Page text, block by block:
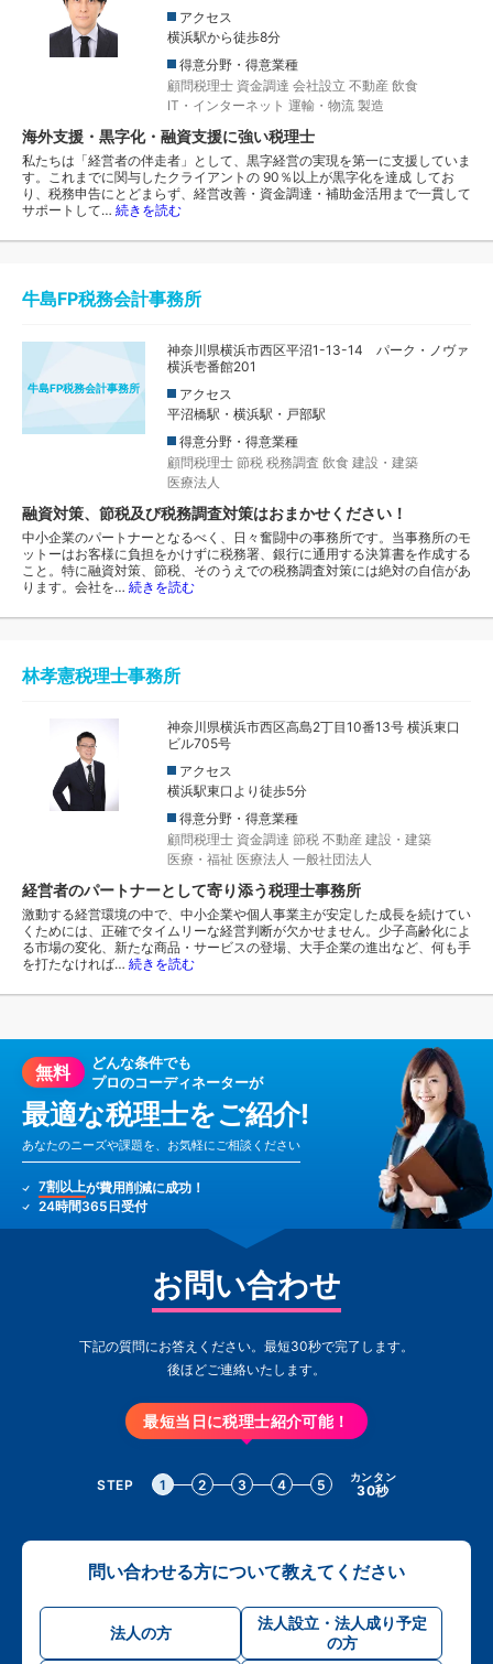
アクセス
横浜駅から徒歩8分
得意分野・得意業種
顧問税理士 資金調達 会社設立 不動産 飲食
IT・インターネット 運輸・物流 製造
海外支援・黒字化・融資支援に強い税理士
私たちは「経営者の伴走者」として、黒字経営の実現を第一に支援していま
す。これまでに関与したクライアントの 90％以上が黒字化を達成 してお
り、税務申告にとどまらず、経営改善・資金調達・補助金活用まで一貫して
サポートして… 続きを読む
牛島FP税務会計事務所
牛島FP税務会計事務所
神奈川県横浜市西区平沼1-13-14 パーク・ノヴァ
横浜壱番館201
アクセス
平沼橋駅・横浜駅・戸部駅
得意分野・得意業種
顧問税理士 節税 税務調査 飲食 建設・建築
医療法人
融資対策、節税及び税務調査対策はおまかせください！
中小企業のパートナーとなるべく、日々奮闘中の事務所です。当事務所のモ
ットーはお客様に負担をかけずに税務署、銀行に通用する決算書を作成する
こと。特に融資対策、節税、そのうえでの税務調査対策には絶対の自信があ
ります。会社を… 続きを読む
林孝憲税理士事務所
神奈川県横浜市西区高島2丁目10番13号 横浜東口
ビル705号
アクセス
横浜駅東口より徒歩5分
得意分野・得意業種
顧問税理士 資金調達 節税 不動産 建設・建築
医療・福祉 医療法人 一般社団法人
経営者のパートナーとして寄り添う税理士事務所
激動する経営環境の中で、中小企業や個人事業主が安定した成長を続けてい
くためには、正確でタイムリーな経営判断が欠かせません。少子高齢化によ
る市場の変化、新たな商品・サービスの登場、大手企業の進出など、何も手
を打たなければ… 続きを読む
無料
どんな条件でも
プロのコーディネーターが
最適な税理士をご紹介!
あなたのニーズや課題を、お気軽にご相談ください
7割以上が費用削減に成功！
24時間365日受付
お問い合わせ
下記の質問にお答えください。最短30秒で完了します。
後ほどご連絡いたします。
最短当日に税理士紹介可能！
STEP 1 2 3 4 5 カンタン
30秒
問い合わせる方について教えてください
法人の方
法人設立・法人成り予定
の方